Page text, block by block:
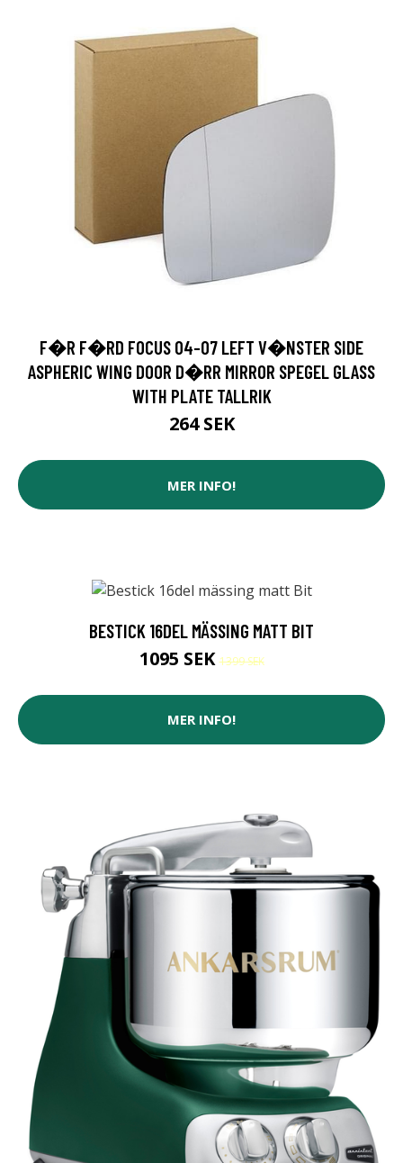
F�R F�RD FOCUS 04-07 LEFT V�NSTER SIDE
ASPHERIC WING DOOR D�RR MIRROR SPEGEL GLASS
WITH PLATE TALLRIK
264 SEK
MER INFO!
BESTICK 16DEL MÄSSING MATT BIT
1095 SEK1399 SEK
MER INFO!